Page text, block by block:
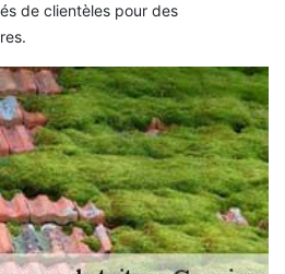
de clientèles pour des